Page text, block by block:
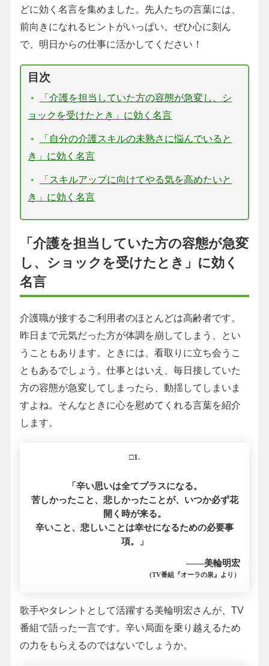
どに効く名言を集めました。先人たちの言葉には、
前向きになれるヒントがいっぱい。ぜひ心に刻ん
で、明日からの仕事に活かしてください！
目次
「介護を担当していた方の容態が急変し、シ
ョックを受けたとき」に効く名言
「自分の介護スキルの未熟さに悩んでいると
き」に効く名言
「スキルアップに向けてやる気を高めたいと
き」に効く名言
「介護を担当していた方の容態が急変
し、ショックを受けたとき」に効く
名言
介護職が接するご利用者のほとんどは高齢者です。
昨日まで元気だった方が体調を崩してしまう、とい
うこともあります。ときには、看取りに立ち会うこ
ともあるでしょう。仕事とはいえ、毎日接していた
方の容態が急変してしまったら、動揺してしまいま
すよね。そんなときに心を慰めてくれる言葉を紹介
します。
□1.
「辛い思いは全てプラスになる。
苦しかったこと、悲しかったことが、いつか必ず花
開く時が来る。
辛いこと、悲しいことは幸せになるための必要事
項。」
――美輪明宏
(TV番組『オーラの泉』より）
歌手やタレントとして活躍する美輪明宏さんが、TV
番組で語った一言です。辛い局面を乗り越えるため
の力をもらえるのではないでしょうか。